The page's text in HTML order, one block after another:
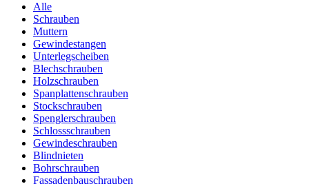
Alle
Schrauben
Muttern
Gewindestangen
Unterlegscheiben
Blechschrauben
Holzschrauben
Spanplattenschrauben
Stockschrauben
Spenglerschrauben
Schlossschrauben
Gewindeschrauben
Blindnieten
Bohrschrauben
Fassadenbauschrauben